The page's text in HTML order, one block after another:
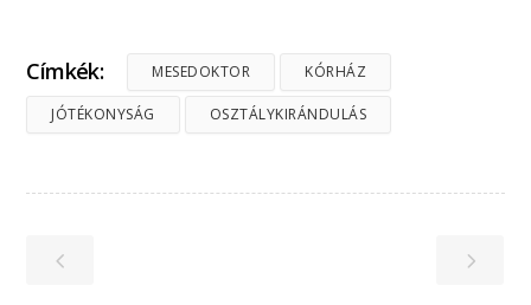
Címkék: MESEDOKTOR KÓRHÁZ
JÓTÉKONYSÁG OSZTÁLYKIRÁNDULÁS